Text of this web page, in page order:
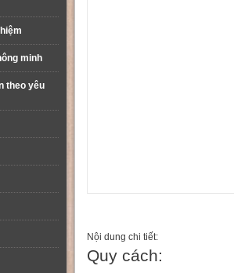
minh
theo yêu
Nội dung chi tiết:
Quy cách: